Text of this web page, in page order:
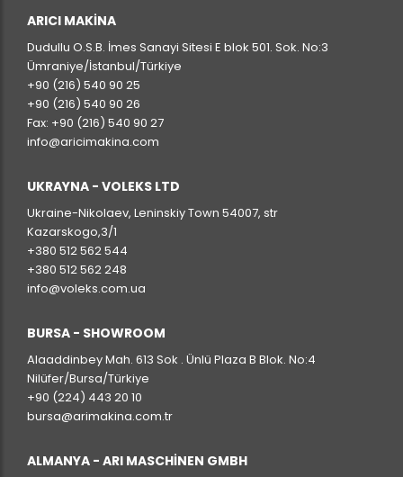
ARICI MAKINA
Dudullu O.S.B. İmes Sanayi Sitesi E blok 501. Sok. No:3
Ümraniye/İstanbul/Türkiye
+90 (216) 540 90 25
+90 (216) 540 90 26
Fax: +90 (216) 540 90 27
info@aricimakina.com
UKRAYNA - VOLEKS LTD
Ukraine-Nikolaev, Leninskiy Town 54007, str
Kazarskogo,3/1
+380 512 562 544
+380 512 562 248
info@voleks.com.ua
BURSA - SHOWROOM
Alaaddinbey Mah. 613 Sok . Ünlü Plaza B Blok. No:4
Nilüfer/Bursa/Türkiye
+90 (224) 443 20 10
bursa@arimakina.com.tr
ALMANYA - ARI MASCHINEN GMBH